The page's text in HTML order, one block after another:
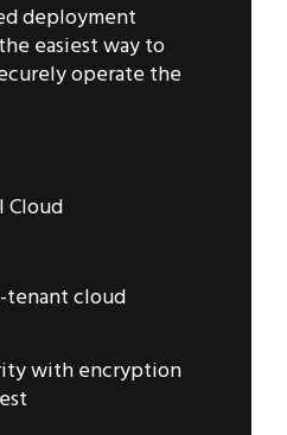
deployment
easiest way to
operate the
Cloud
tenant cloud
with encryption